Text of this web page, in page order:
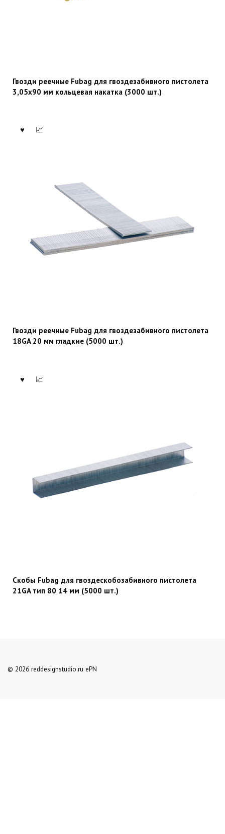
Гвозди реечные Fubag для гвоздезабивного пистолета
3,05х90 мм кольцевая накатка (3000 шт.)
Гвозди реечные Fubag для гвоздезабивного пистолета
18GA 20 мм гладкие (5000 шт.)
Скобы Fubag для гвоздескобозабивного пистолета
21GA тип 80 14 мм (5000 шт.)
© 2026 reddesignstudio.ru ePN